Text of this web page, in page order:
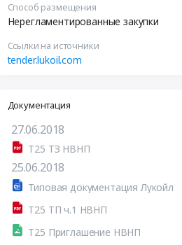
Способ размещения
Нерегламентированные закупки
Ссылки на источники
tender.lukoil.com
Документация
27.06.2018
Т25 ТЗ НВНП
25.06.2018
Типовая документация Лукойл
Т25 ТП ч.1 НВНП
Т25 Приглашение НВНП